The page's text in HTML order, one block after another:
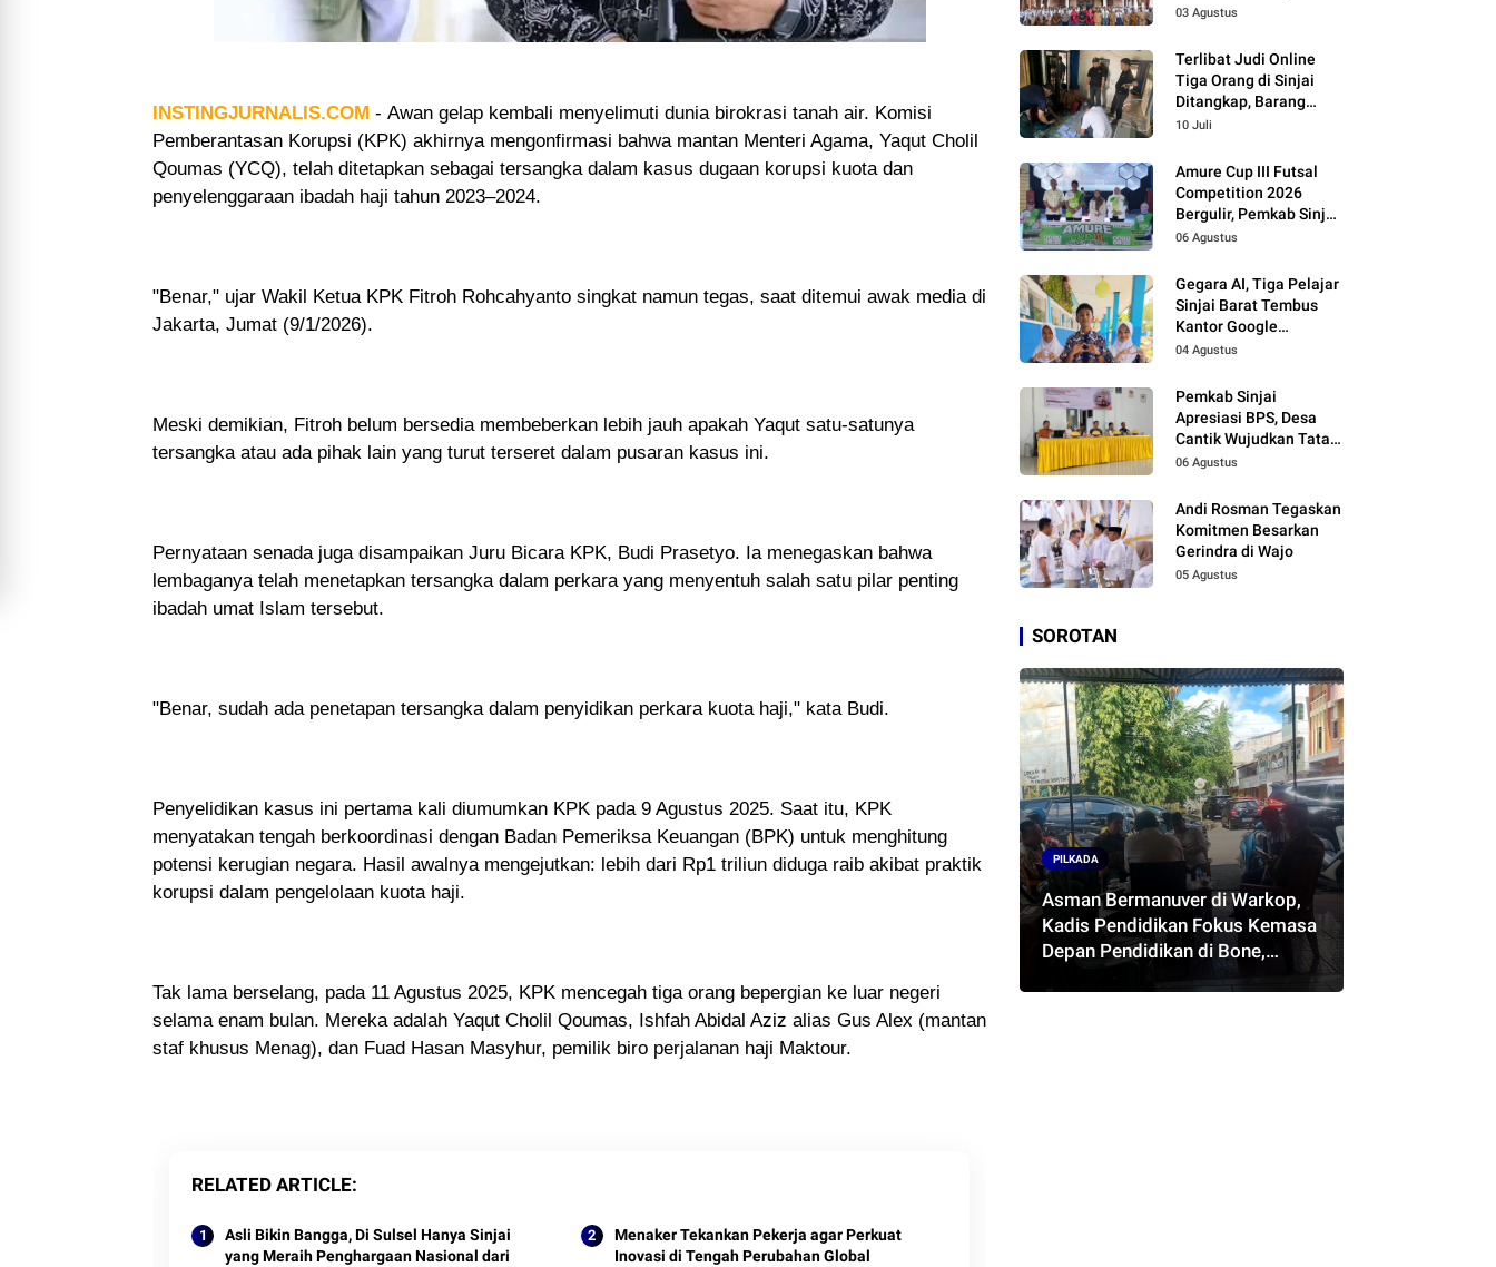
INSTINGJURNALIS.COM - Awan gelap kembali menyelimuti dunia birokrasi tanah air. Komisi
Pemberantasan Korupsi (KPK) akhirnya mengonfirmasi bahwa mantan Menteri Agama, Yaqut Cholil
Qoumas (YCQ), telah ditetapkan sebagai tersangka dalam kasus dugaan korupsi kuota dan
penyelenggaraan ibadah haji tahun 2023–2024.
"Benar," ujar Wakil Ketua KPK Fitroh Rohcahyanto singkat namun tegas, saat ditemui awak media di
Jakarta, Jumat (9/1/2026).
Meski demikian, Fitroh belum bersedia membeberkan lebih jauh apakah Yaqut satu-satunya
tersangka atau ada pihak lain yang turut terseret dalam pusaran kasus ini.
Pernyataan senada juga disampaikan Juru Bicara KPK, Budi Prasetyo. Ia menegaskan bahwa
lembaganya telah menetapkan tersangka dalam perkara yang menyentuh salah satu pilar penting
ibadah umat Islam tersebut.
"Benar, sudah ada penetapan tersangka dalam penyidikan perkara kuota haji," kata Budi.
Penyelidikan kasus ini pertama kali diumumkan KPK pada 9 Agustus 2025. Saat itu, KPK
menyatakan tengah berkoordinasi dengan Badan Pemeriksa Keuangan (BPK) untuk menghitung
potensi kerugian negara. Hasil awalnya mengejutkan: lebih dari Rp1 triliun diduga raib akibat praktik
korupsi dalam pengelolaan kuota haji.
Tak lama berselang, pada 11 Agustus 2025, KPK mencegah tiga orang bepergian ke luar negeri
selama enam bulan. Mereka adalah Yaqut Cholil Qoumas, Ishfah Abidal Aziz alias Gus Alex (mantan
staf khusus Menag), dan Fuad Hasan Masyhur, pemilik biro perjalanan haji Maktour.
RELATED ARTICLE
Asli Bikin Bangga, Di Sulsel Hanya Sinjai
yang Meraih Penghargaan Nasional dari
Menaker Tekankan Pekerja agar Perkuat
Inovasi di Tengah Perubahan Global
Kabupaten Tahun 2026
03 Agustus
Terlibat Judi Online
Tiga Orang di Sinjai
Ditangkap, Barang
Bukti Kupon Putih
10 Juli
Amure Cup III Futsal
Competition 2026
Bergulir, Pemkab Sinjai
Dukung Pembinaan
06 Agustus
Gegara AI, Tiga Pelajar
Sinjai Barat Tembus
Kantor Google
Indonesia
04 Agustus
Pemkab Sinjai
Apresiasi BPS, Desa
Cantik Wujudkan Tata
Kelola Data Terpadu
06 Agustus
Andi Rosman Tegaskan
Komitmen Besarkan
Gerindra di Wajo
05 Agustus
SOROTAN
PILKADA
Asman Bermanuver di Warkop,
Kadis Pendidikan Fokus Kemasa
Depan Pendidikan di Bone,
Akankah Terwujud Pasangan